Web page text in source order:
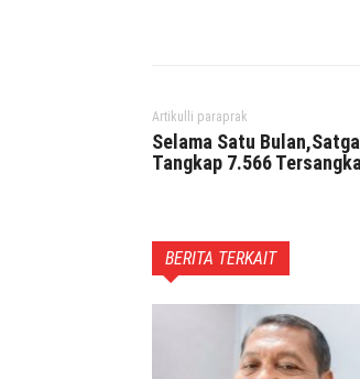
Artikulli paraprak
Selama Satu
Tangkap 7.566
BERITA TERKAIT